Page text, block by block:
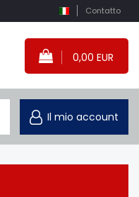
Contatto
0,00 EUR
Il mio account